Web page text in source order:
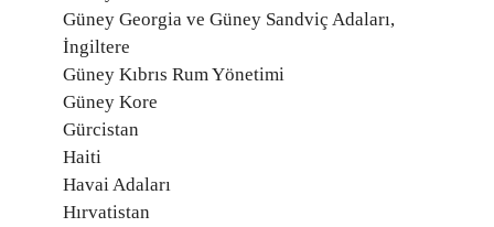
Güney Georgia ve Güney Sandviç Adaları,
İngiltere
Güney Kıbrıs Rum Yönetimi
Güney Kore
Gürcistan
Haiti
Havai Adaları
Hırvatistan